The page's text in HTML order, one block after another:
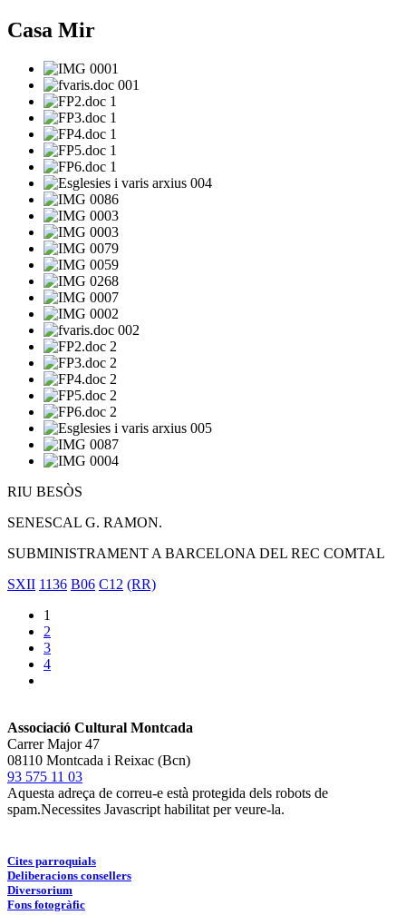
Casa Mir
RIU BESÒS
SENESCAL G. RAMON.
SUBMINISTRAMENT A BARCELONA DEL REC COMTAL
SXII 1136 B06 C12 (RR)
1
2
3
4
Associació Cultural Montcada
Carrer Major 47
08110 Montcada i Reixac (Bcn)
93 575 11 03
Aquesta adreça de correu-e està protegida dels robots de
spam.Necessites Javascript habilitat per veure-la.
Cites parroquials
Deliberacions consellers
Diversorium
Fons fotogràfic